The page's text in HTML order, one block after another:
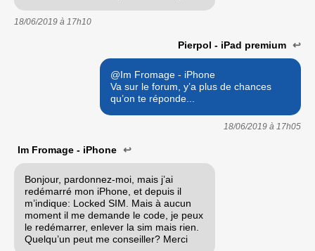
18/06/2019 à 17h10
Pierpol - iPad premium ↩
@Im Fromage - iPhone
Va sur le forum, y’a plus de chances
qu’on te réponde...
18/06/2019 à 17h05
Im Fromage - iPhone ↩
Bonjour, pardonnez-moi, mais j’ai
redémarré mon iPhone, et depuis il
m’indique: Locked SIM. Mais à aucun
moment il me demande le code, je peux
le redémarrer, enlever la sim mais rien.
Quelqu’un peut me conseiller? Merci